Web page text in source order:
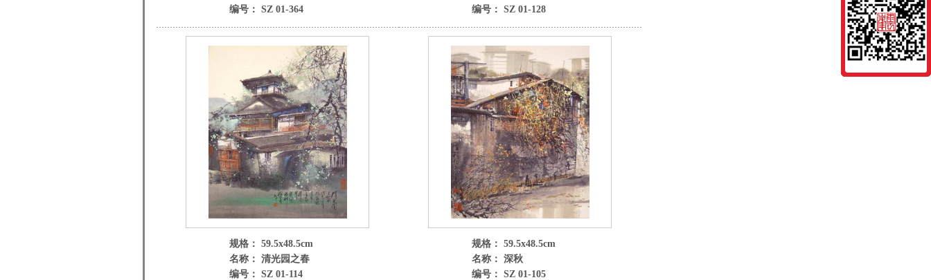
编号： SZ 01-364
编号： SZ 01-128
规格： 59.5x48.5cm
名称： 清光园之春
编号： SZ 01-114
规格： 59.5x48.5cm
名称： 深秋
编号： SZ 01-105